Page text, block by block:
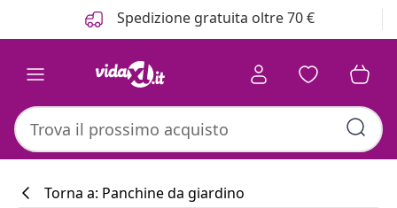
Spedizione gratuita oltre 70 €
Torna a: Panchine da giardino